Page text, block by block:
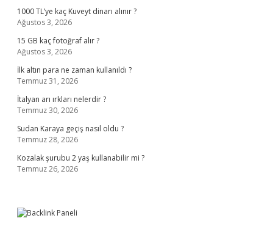
1000 TL’ye kaç Kuveyt dinarı alınır ?
Ağustos 3, 2026
15 GB kaç fotoğraf alır ?
Ağustos 3, 2026
İlk altın para ne zaman kullanıldı ?
Temmuz 31, 2026
İtalyan arı ırkları nelerdir ?
Temmuz 30, 2026
Sudan Karaya geçiş nasıl oldu ?
Temmuz 28, 2026
Kozalak şurubu 2 yaş kullanabilir mi ?
Temmuz 26, 2026